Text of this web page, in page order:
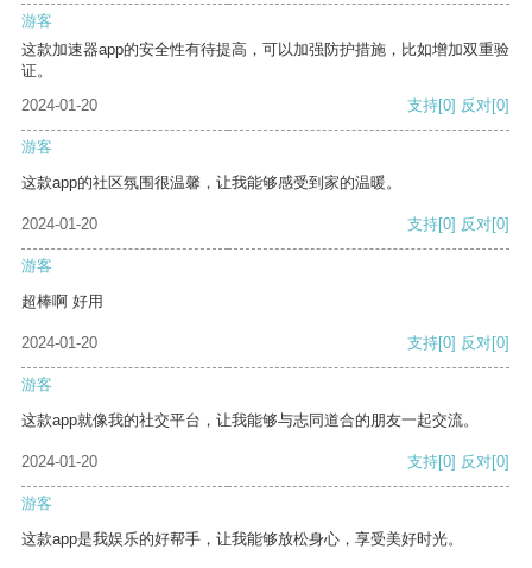
游客
这款加速器app的安全性有待提高，可以加强防护措施，比如增加双重验
证。
2024-01-20
支持[0] 反对[0]
游客
这款app的社区氛围很温馨，让我能够感受到家的温暖。
2024-01-20 支持[0] 反对[0]
游客
超棒啊 好用
2024-01-20 支持[0] 反对[0]
游客
这款app就像我的社交平台，让我能够与志同道合的朋友一起交流。
2024-01-20 支持[0] 反对[0]
游客
这款app是我娱乐的好帮手，让我能够放松身心，享受美好时光。